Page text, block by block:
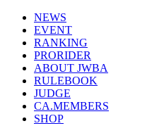
NEWS
EVENT
RANKING
PRORIDER
ABOUT JWBA
RULEBOOK
JUDGE
CA.MEMBERS
SHOP